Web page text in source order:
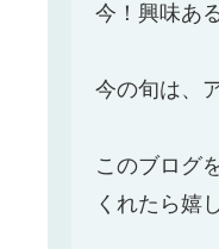
今！興味あ
今の旬は、
このブログ
くれたら嬉